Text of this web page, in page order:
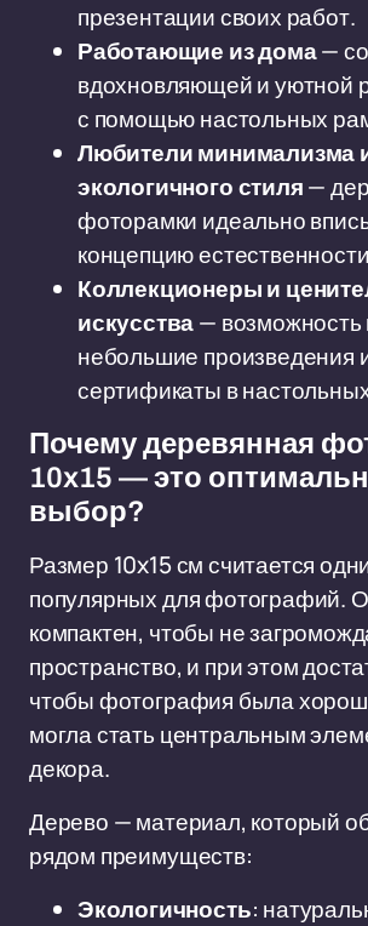
презентации своих работ.
Работающие из дома—
вдохновляющей и уютной
с помощью настольных
Любители минимализма
экологичного стиля—
фоторамки идеально
концепцию
Коллекционеры и
искусства— возможность
небольшие произведения
сертификаты в
Почему деревянная
10x15 — это
выбор?
Размер 10x15 см считается
популярных для фотографий.
компактен, чтобы не
пространство, и при этом
чтобы фотография была
могла стать центральным
декора.
Дерево — материал, который
рядом преимуществ:
Экологичность: